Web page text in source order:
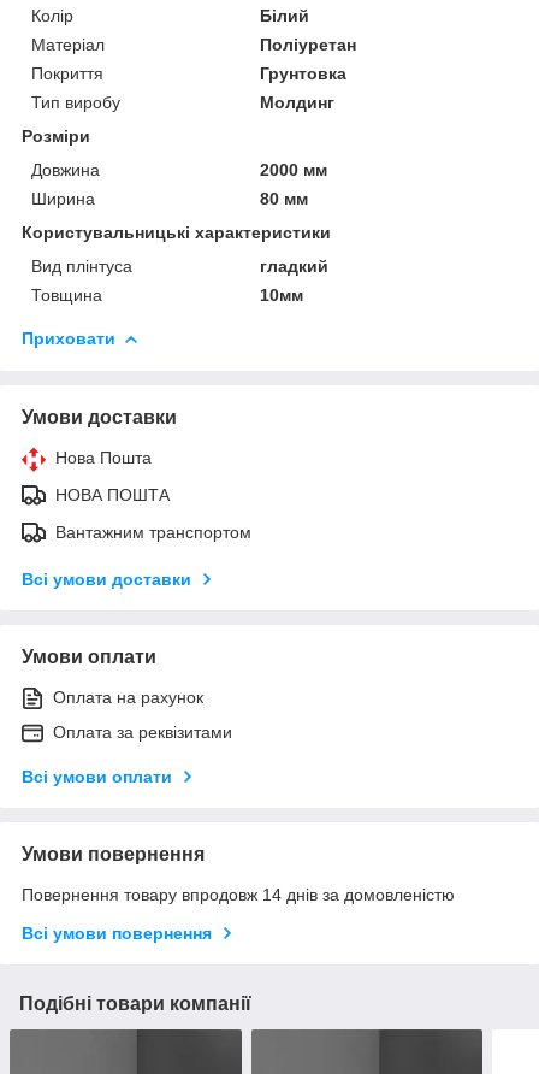
Колір
Білий
Матеріал
Поліуретан
Покриття
Грунтовка
Тип виробу
Молдинг
Розміри
Довжина
2000 мм
Ширина
80 мм
Користувальницькі характеристики
Вид плінтуса
гладкий
Товщина
10мм
Приховати
Умови доставки
Нова Пошта
НОВА ПОШТА
Вантажним транспортом
Всі умови доставки
Умови оплати
Оплата на рахунок
Оплата за реквізитами
Всі умови оплати
Умови повернення
Повернення товару впродовж 14 днів за домовленістю
Всі умови повернення
Подібні товари компанії